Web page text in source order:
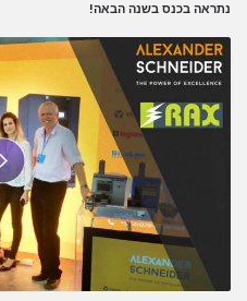
נתראה בכנס בשנה הבאה!